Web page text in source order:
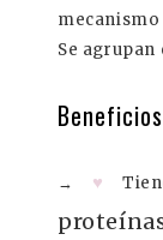
Se agrupan
→ ♥